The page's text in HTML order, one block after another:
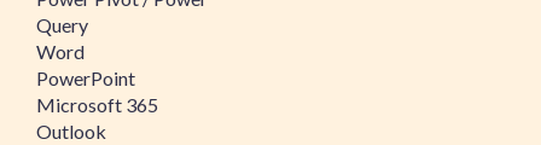
Query
Word
PowerPoint
Microsoft 365
Outlook